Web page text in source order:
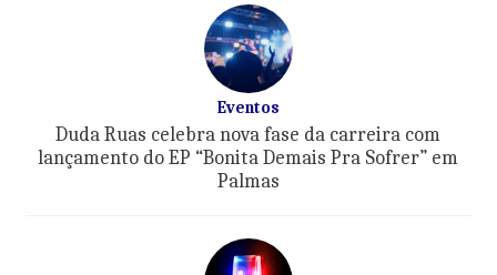
Eventos
Duda Ruas celebra nova fase da carreira com
lançamento do EP “Bonita Demais Pra Sofrer” em
Palmas